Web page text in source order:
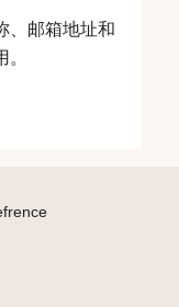
、邮箱地址和